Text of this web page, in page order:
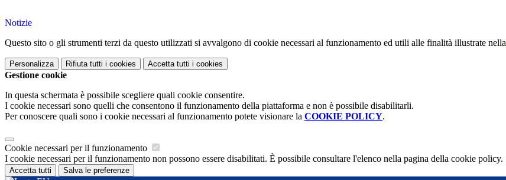
Notizie
Questo sito o gli strumenti terzi da questo utilizzati si avvalgono di cookie necessari al funzionamento ed utili alle finalità illustrate nella
Personalizza Rifiuta tutti i cookies Accetta tutti i cookies
Gestione cookie
In questa schermata è possibile scegliere quali cookie consentire.
I cookie necessari sono quelli che consentono il funzionamento della piattaforma e non è possibile disabilitarli.
Per conoscere quali sono i cookie necessari al funzionamento potete visionare la COOKIE POLICY.
Cookie necessari per il funzionamento
I cookie necessari per il funzionamento non possono essere disabilitati. È possibile consultare l'elenco nella pagina della cookie policy.
Accetta tutti Salva le preferenze